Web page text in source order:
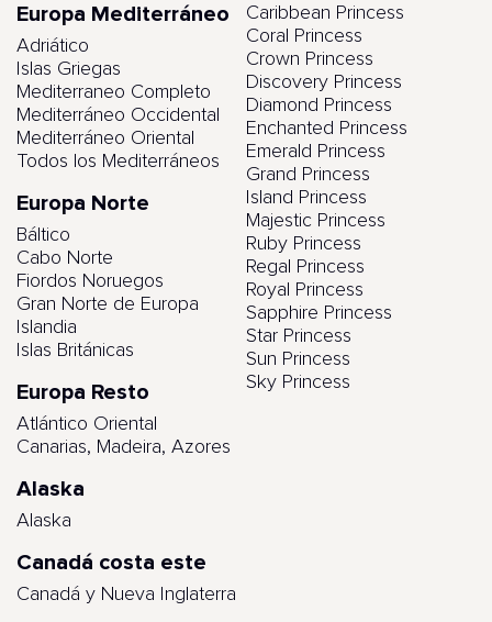
Europa Mediterráneo
Adriático
Islas Griegas
Mediterraneo Completo
Mediterráneo Occidental
Mediterráneo Oriental
Todos los Mediterráneos
Europa Norte
Báltico
Cabo Norte
Fiordos Noruegos
Gran Norte de Europa
Islandia
Islas Británicas
Europa Resto
Atlántico Oriental
Canarias, Madeira, Azores
Alaska
Alaska
Canadá costa este
Canadá y Nueva Inglaterra
Caribbean Princess
Coral Princess
Crown Princess
Discovery Princess
Diamond Princess
Enchanted Princess
Emerald Princess
Grand Princess
Island Princess
Majestic Princess
Ruby Princess
Regal Princess
Royal Princess
Sapphire Princess
Star Princess
Sun Princess
Sky Princess